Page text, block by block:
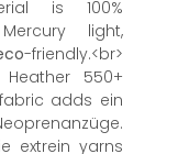
is 100%
light,
-friendly.<br>
Heather 550+
adds ein
extrein yarns